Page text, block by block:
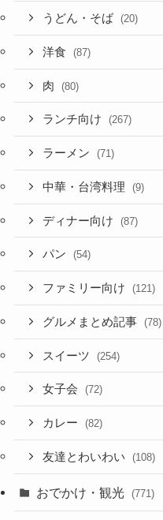
うどん・そば (20)
洋食 (87)
肉 (80)
ランチ向け (267)
ラーメン (71)
中華・台湾料理 (9)
ディナー向け (87)
パン (54)
ファミリー向け (121)
グルメまとめ記事 (78)
スイーツ (254)
女子会 (72)
カレー (82)
友達とわいわい (108)
おでかけ・観光 (771)